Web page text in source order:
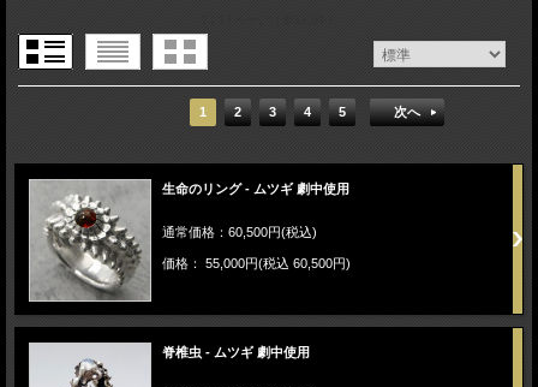
1 2 3 4 5 次へ
生命のリング - ムツギ 劇中使用
通常価格：60,500円(税込)
価格： 55,000円(税込 60,500円)
脊椎虫 - ムツギ 劇中使用